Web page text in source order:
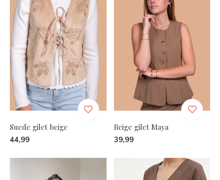
Suede gilet beige
44,99
Beige gilet Maya
39,99